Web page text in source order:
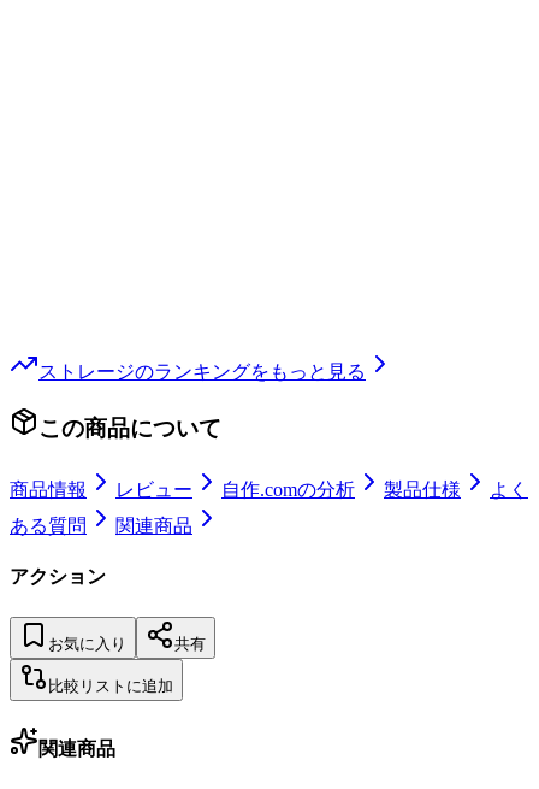
ストレージのランキングをもっと見る
この商品について
商品情報 レビュー 自作.comの分析 製品仕様
よく
ある質問
関連商品
アクション
お気に入り 共有
比較リストに追加
関連商品